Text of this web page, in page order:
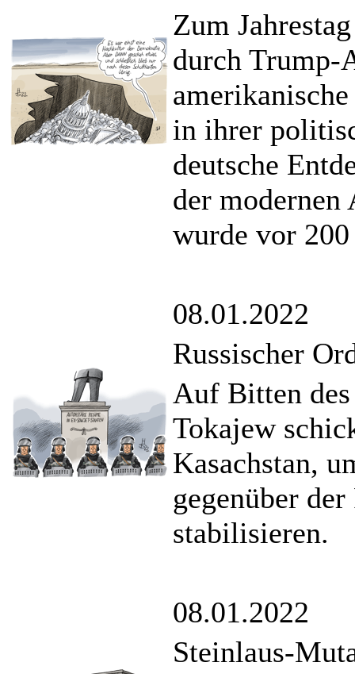
Zum
durch Trump-
in ihrer
deutsche
der
wurde vor 200
08.01.2022
Russischer
Auf Bitten des
Tokajew
Kasachstan,
gegenüber
stabilisieren.
08.01.2022
Steinlaus-